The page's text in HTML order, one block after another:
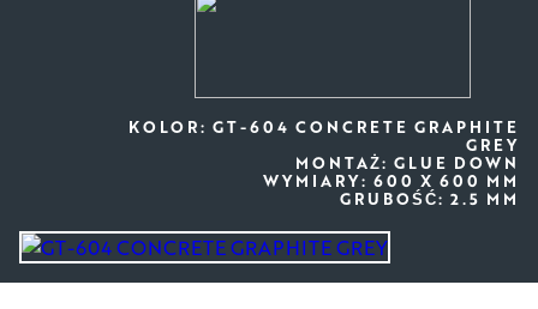
KOLOR: GT-604 CONCRETE GRAPHITE
GREY
MONTAŻ: GLUE DOWN
WYMIARY: 600 X 600 MM
GRUBOŚĆ: 2.5 MM